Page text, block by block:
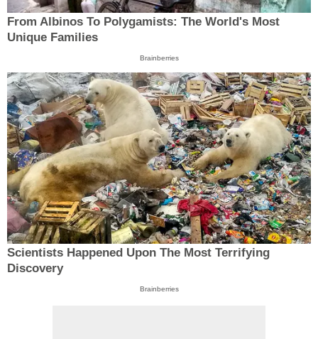
From Albinos To Polygamists: The World's Most
Unique Families
Brainberries
Scientists Happened Upon The Most Terrifying
Discovery
Brainberries